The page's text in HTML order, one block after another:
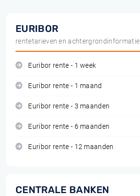
EURIBOR
rentetarieven en achtergrondinformatie
Euribor rente - 1 week
Euribor rente - 1 maand
Euribor rente - 3 maanden
Euribor rente - 6 maanden
Euribor rente - 12 maanden
CENTRALE BANKEN